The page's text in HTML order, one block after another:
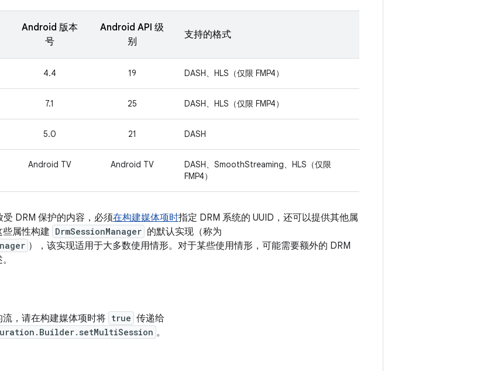
Android 版本
号
Android API 级
别
支持的格式
4.4 19 DASH、HLS（仅限 FMP4）
7.1 25 DASH、HLS（仅限 FMP4）
5.0 21 DASH
Android TV Android TV
DASH、SmoothStreaming、HLS（仅限
FMP4）
DRM 保护的内容，必须在构建媒体项时指定 DRM 系统的 UUID，还可以提供其他属
属性构建 DrmSessionManager 的默认实现（称为
），该实现适用于大多数使用情形。对于某些使用情形，可能需要额外的 DRM
，请在构建媒体项时将 true 传递给
。